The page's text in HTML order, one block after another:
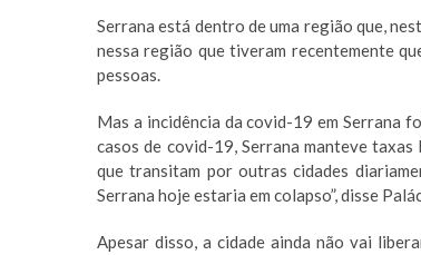
Serrana está dentro de uma região que,
nessa região que tiveram recentemente
pessoas.
Mas a incidência da covid-19 em Serrana
casos de covid-19, Serrana manteve
que transitam por outras cidades
Serrana hoje estaria em colapso”, disse
Apesar disso, a cidade ainda não vai